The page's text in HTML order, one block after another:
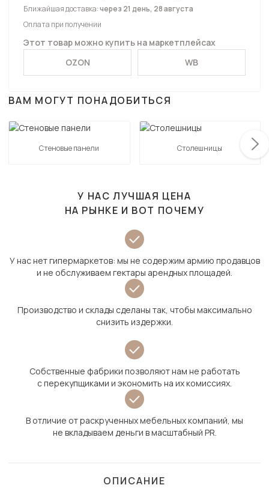
Ближайшая доставка:через 21 день, 28 августа
Оплата при получении
Этот товар можно купить на маркетплейсах
OZON
WB
ВАМ МОГУТ ПОНАДОБИТЬСЯ
Стеновые панели Столешницы
У НАС ЛУЧШАЯ ЦЕНА
НА РЫНКЕ И ВОТ ПОЧЕМУ
У нас нет гипермаркетов: мы не содержим армию продавцов
и не обслуживаем гектары арендных площадей.
Производство и склады сделаны так, чтобы максимально
снизить издержки.
Собственные фабрики позволяют нам не работать
с перекупщиками и экономить на их комиссиях.
В отличие от раскрученных мебельных компаний, мы
не вкладываем деньги в масштабный PR.
ОПИСАНИЕ